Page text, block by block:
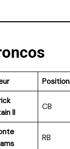
Position
II
CB
RB